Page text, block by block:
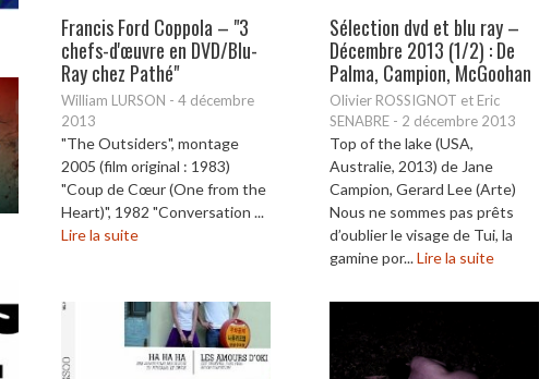
Francis Ford Coppola – "3
chefs-d'œuvre en DVD/Blu-
Ray chez Pathé"
William LURSON - 4 décembre
2013
"The Outsiders", montage
2005 (film original : 1983)
"Coup de Cœur (One from the
Heart)", 1982 "Conversation ...
Lire la suite
Sélection dvd et blu ray –
Décembre 2013 (1/2) : De
Palma, Campion, McGoohan
Olivier ROSSIGNOT et Eric
SENABRE - 2 décembre 2013
Top of the lake (USA,
Australie, 2013) de Jane
Campion, Gerard Lee (Arte)
Nous ne sommes pas prêts
d’oublier le visage de Tui, la
gamine por...Lire la suite